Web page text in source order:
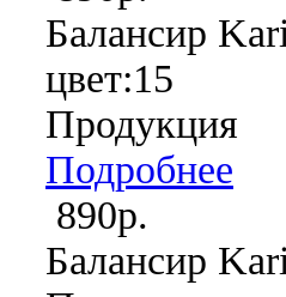
Балансир
цвет:15
Продукция
Подробнее
890р.
Балансир